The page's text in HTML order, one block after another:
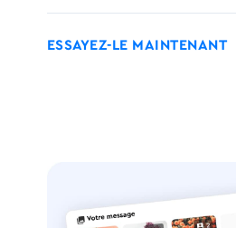
ESSAYEZ-LE MAINTENANT